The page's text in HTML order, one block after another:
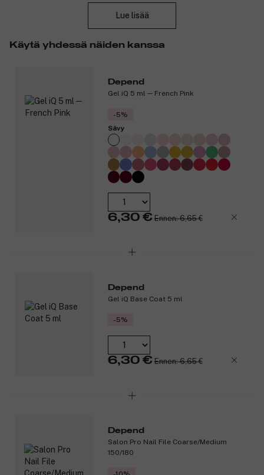
Lue lisää
Käytä yhdessä näiden kanssa
Depend
Gel iQ 5 ml ─ French Pink
-5%
Sävy
6,30 € Ennen: 6,65 €
Depend
Gel iQ Base Coat 5 ml
-5%
6,30 € Ennen: 6,65 €
Depend
Salon Pro Nail File Coarse/Medium
150/180